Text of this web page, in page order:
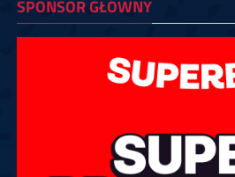
SPONSOR GŁÓWNY